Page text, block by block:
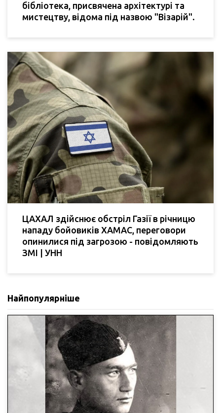
бібліотека, присвячена архітектурі та
мистецтву, відома під назвою "Візарій".
ЦАХАЛ здійснює обстріл Газії в річницю
нападу бойовиків ХАМАС, переговори
опинилися під загрозою - повідомляють
ЗМІ | УНН
Найпопулярніше